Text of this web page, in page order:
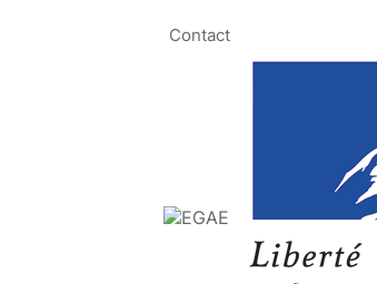
Contact